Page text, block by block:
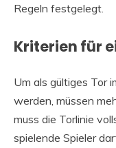
Regeln festgelegt.
Kriterien für
Um als gültiges Tor
werden, müssen
muss die Torlinie
spielende Spieler